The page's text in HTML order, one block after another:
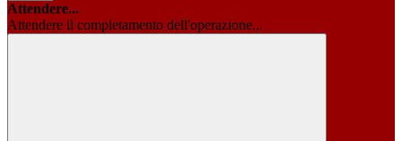
Attendere...
Attendere il completamento dell'operazione...